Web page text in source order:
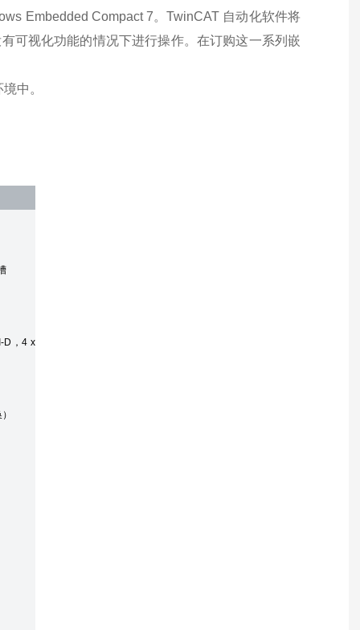
Embedded Compact 7。TwinCAT 自动化软件将
可视化功能的情况下进行操作。在订购这一系列嵌
中。
D，4 x